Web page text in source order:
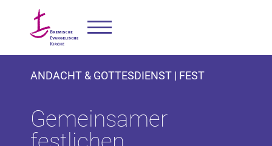
ANDACHT & GOTTESDIENST | FEST
Gemeinsamer